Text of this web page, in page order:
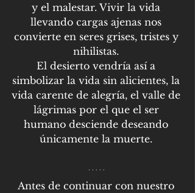
y el malestar. Vivir la vida
llevando cargas ajenas nos
convierte en seres grises, tristes y
nihilistas.
El desierto vendría así a
simbolizar la vida sin alicientes, la
vida carente de alegría, el valle de
lágrimas por el que el ser
humano desciende deseando
únicamente la muerte.
Antes de continuar con nuestro